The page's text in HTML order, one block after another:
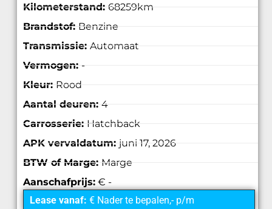
Kilometerstand: 68259km
Brandstof: Benzine
Transmissie: Automaat
Vermogen: -
Kleur: Rood
Aantal deuren: 4
Carrosserie: Hatchback
APK vervaldatum: juni 17, 2026
BTW of Marge: Marge
Aanschafprijs:€ -
Lease vanaf: € Nader te bepalen,- p/m